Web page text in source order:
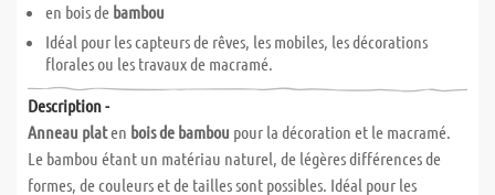
en bois de bambou
Idéal pour les capteurs de rêves, les mobiles, les décorations
florales ou les travaux de macramé.
Description -
Anneau platen bois de bambou pour la décoration et le macramé.
Le bambou étant un matériau naturel, de légères différences de
formes, de couleurs et de tailles sont possibles. Idéal pour les